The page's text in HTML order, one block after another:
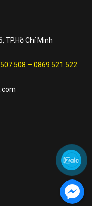
TP.Hồ Chí Minh
508 – 0869 521 522